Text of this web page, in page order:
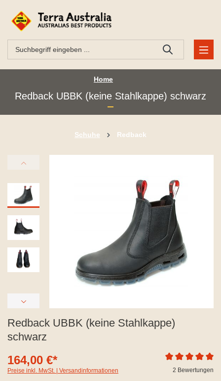
Home
Redback UBBK (keine Stahlkappe) schwarz
Schuhe Redback
Redback UBBK (keine Stahlkappe)
schwarz
164,00 €*
Preise inkl. MwSt. | Versandinformationen 2 Bewertungen